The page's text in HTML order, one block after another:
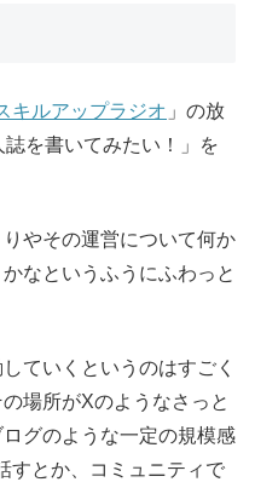
キルアップラジオ 」の放
を書いてみたい！」を
やその運営について何か
なというふうにふわっと
ていくというのはすごく
場所がXのようなさっと
グのような一定の規模感
すとか、コミュニティで